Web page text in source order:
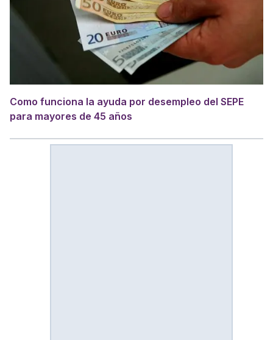
Como funciona la ayuda por desempleo del SEPE
para mayores de 45 años